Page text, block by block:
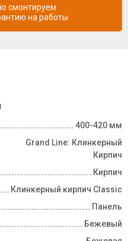
400-420 мм
Grand Line: Клинкерный
Кирпич
Кирпич
Клинкерный кирпич Classic
Панель
Бежевый
смонтируем
на работы